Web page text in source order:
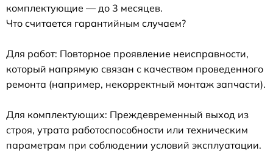
комплектующие — до 3 месяцев.
Что считается гарантийным случаем?
Для работ: Повторное проявление неисправности,
который напрямую связан с качеством проведенного
ремонта (например, некорректный монтаж запчасти).
Для комплектующих: Преждевременный выход из
строя, утрата работоспособности или техническим
параметрам при соблюдении условий эксплуатации.